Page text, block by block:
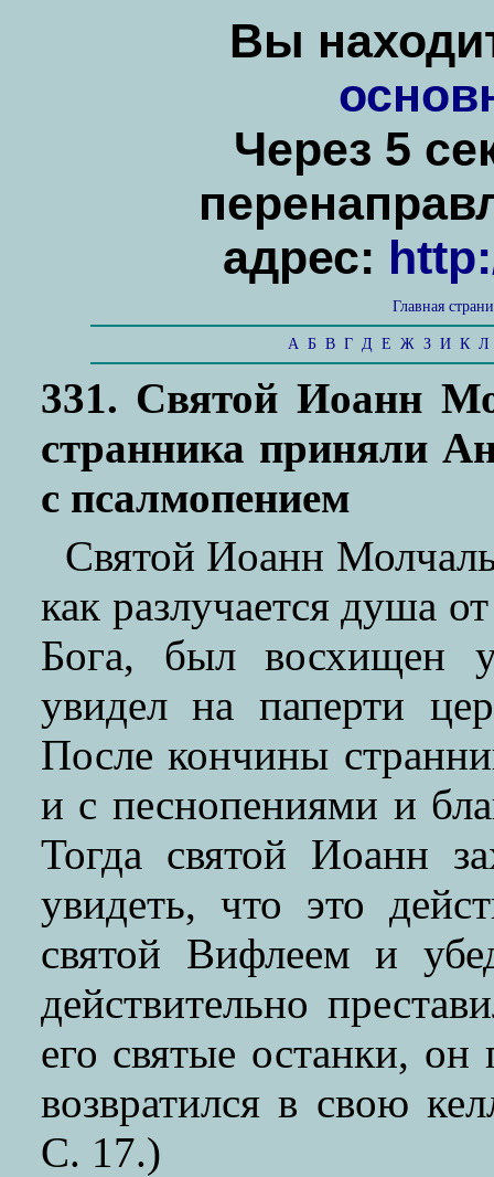
Вы
Через 5
адрес:
Главная
А Б В Г Д Е Ж З И К Л
331. Святой Иоанн
странника приняли
с псалмопением
Святой Иоанн
как разлучается душа
Бога, был восхищен
увидел на паперти
После кончины
и с песнопениями и
Тогда святой Иоанн
увидеть, что это
святой Вифлеем и
действительно
его святые останки,
возвратился в свою
С. 17.)